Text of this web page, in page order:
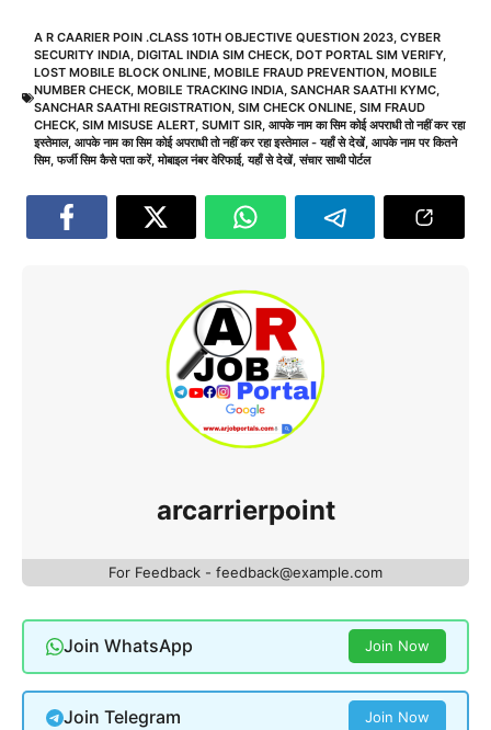
A R CAARIER POIN .CLASS 10TH OBJECTIVE QUESTION 2023 CYBER
SECURITY INDIA DIGITAL INDIA SIM CHECK DOT PORTAL SIM VERIFY,
LOST MOBILE BLOCK ONLINE MOBILE FRAUD PREVENTION MOBILE
NUMBER CHECK MOBILE TRACKING INDIA SANCHAR SAATHI KYMC
SANCHAR SAATHI REGISTRATION SIM CHECK ONLINE SIM FRAUD
CHECK SIM MISUSE ALERT SUMIT SIR आपके नाम का सिम कोई अपराधी तो नहीं कर रहा
इस्तेमाल, आपके नाम का सिम कोई अपराधी तो नहीं कर रहा इस्तेमाल - यहाँ से देखें, आपके नाम पर कितने
सिम,फर्जी सिम कैसे पता करें,मोबाइल नंबर वेरिफाई,यहाँ से देखें,संचार साथी पोर्टल
arcarrierpoint
For Feedback - feedback@example.com
Join WhatsApp Join Now
Join Telegram Join Now